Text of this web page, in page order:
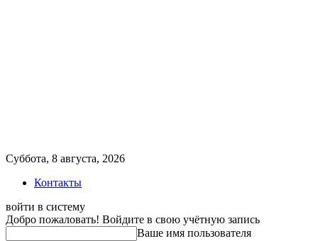
Суббота, 8 августа, 2026
Контакты
войти в систему
Добро пожаловать! Войдите в свою учётную запись
Ваше имя пользователя